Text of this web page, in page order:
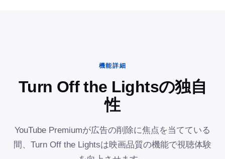
機能詳細
Turn Off the Lightsの独自
性
YouTube Premiumが広告の削除に焦点を当てている
間、Turn Off the Lightsは映画品質の機能で視聴体験